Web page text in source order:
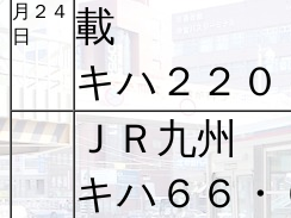
月２４
日
載
キハ２２
ＪＲ九州
キハ６６